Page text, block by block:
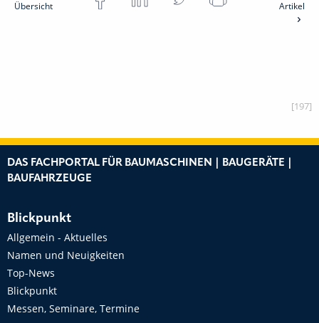
Übersicht Artikel
[197]
DAS FACHPORTAL FÜR BAUMASCHINEN | BAUGERÄTE |
BAUFAHRZEUGE
Blickpunkt
Allgemein - Aktuelles
Namen und Neuigkeiten
Top-News
Blickpunkt
Messen, Seminare, Termine